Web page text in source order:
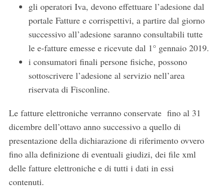
gli operatori Iva, devono effettuare l’adesione dal
portale Fatture e corrispettivi, a partire dal giorno
successivo all’adesione saranno consultabili tutte
le e-fatture emesse e ricevute dal 1° gennaio 2019.
i consumatori finali persone fisiche, possono
sottoscrivere l’adesione al servizio nell’area
riservata di Fisconline.
Le fatture elettroniche verranno conservate fino al 31
dicembre dell’ottavo anno successivo a quello di
presentazione della dichiarazione di riferimento ovvero
fino alla definizione di eventuali giudizi, dei file xml
delle fatture elettroniche e di tutti i dati in essi
contenuti.